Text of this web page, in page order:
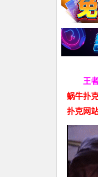
王
蜗牛扑
扑克网